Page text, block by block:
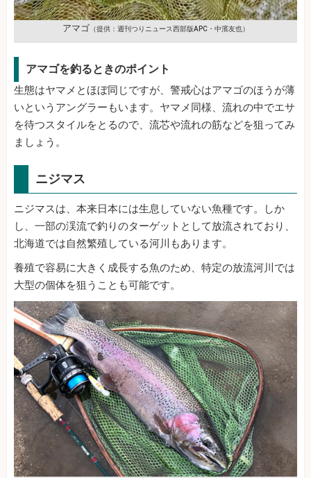
アマゴ （提供：週刊つりニュース西部版APC・中濱友也）
アマゴを釣るときのポイント
生態はヤマメとほぼ同じですが、警戒心はアマゴのほうが薄
いというアングラーもいます。ヤマメ同様、流れの中でエサ
を待つスタイルをとるので、流芯や流れの筋などを狙ってみ
ましょう。
ニジマス
ニジマスは、本来日本には生息していない魚種です。しか
し、一部の渓流で釣りのターゲットとして放流されており、
北海道では自然繁殖している河川もあります。
養殖で容易に大きく成長する魚のため、特定の放流河川では
大型の個体を狙うことも可能です。